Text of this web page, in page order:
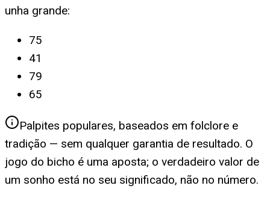
unha grande:
75
41
79
65
Palpites populares, baseados em folclore e
tradição — sem qualquer garantia de resultado. O
jogo do bicho é uma aposta; o verdadeiro valor de
um sonho está no seu significado, não no número.